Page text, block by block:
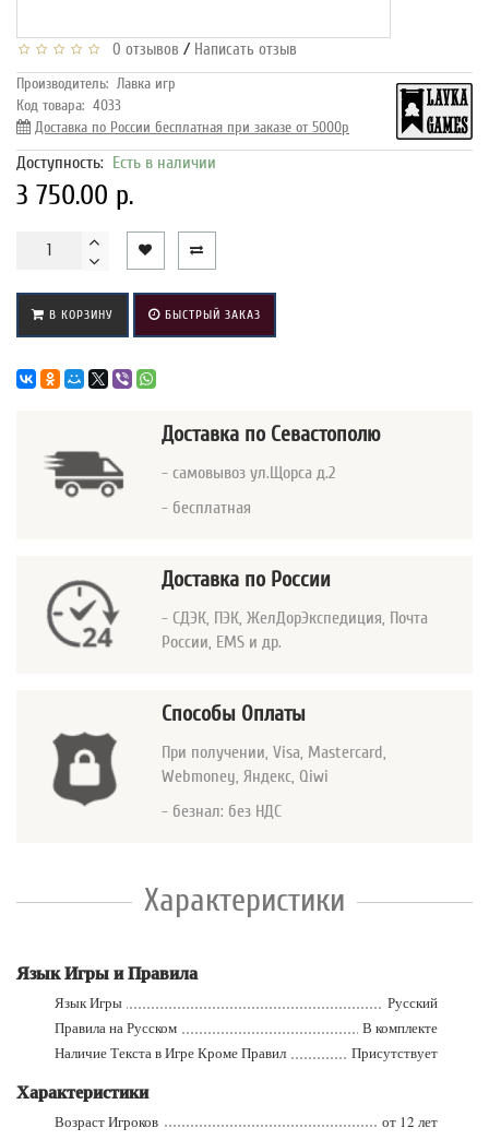
0 отзывов / Написать отзыв
Производитель: Лавка игр
Код товара: 4033
Доставка по России бесплатная при заказе от 5000р
Доступность: Есть в наличии
3 750.00 р.
В КОРЗИНУ БЫСТРЫЙ ЗАКАЗ
Доставка по Севастополю
- самовывоз ул.Щорса д.2
- бесплатная
Доставка по России
- СДЭК, ПЭК, ЖелДорЭкспедиция, Почта
России, EMS и др.
Способы Оплаты
При получении, Visa, Mastercard,
Webmoney, Яндекс, Qiwi
- безнал: без НДС
Характеристики
Язык Игры и Правила
Язык Игры
Русский
Правила на Русском
В комплекте
Наличие Текста в Игре Кроме Правил
Присутствует
Характеристики
Возраст Игроков
от 12 лет